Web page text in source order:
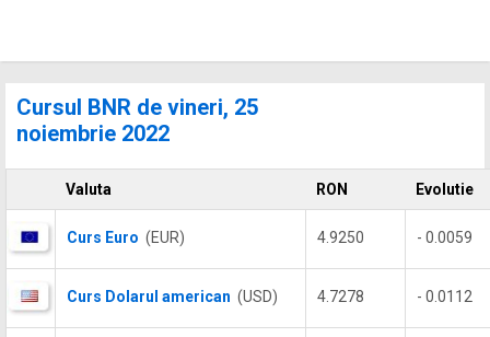
Cursul BNR de vineri, 25
noiembrie 2022
Valuta RON Evolutie
Curs Euro (EUR) 4.9250 - 0.0059
Curs Dolarul american (USD) 4.7278 - 0.0112